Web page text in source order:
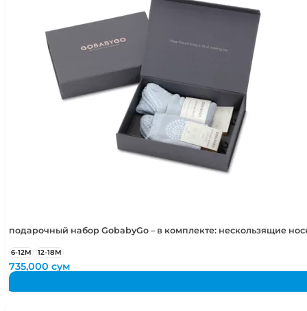
104-110 см
110-116 см
подарочный набор GobabyGo – в комплекте: нескользящие
6-12М 12-18М
735,000сум